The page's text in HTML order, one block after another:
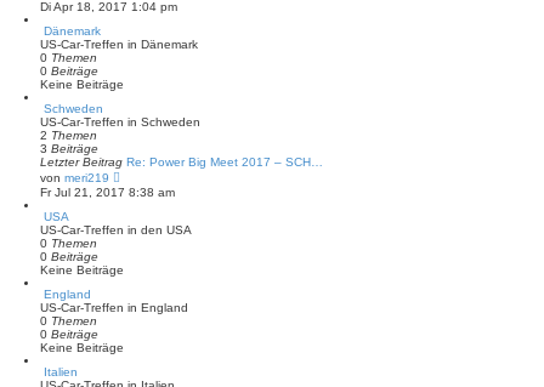
u
e
s
t
e
r
e
i
t
r
a
g
Di Apr 18, 2017 1:04 pm
Dänemark
US-Car-Treffen in Dänemark
0 Themen
0 Beiträge
Keine Beiträge
Schweden
US-Car-Treffen in Schweden
2 Themen
3 Beiträge
Letzter Beitrag Re: Power Big Meet 2017 – SCH…
von meri219
e
u
s
r
i
a
Fr Jul 21, 2017 8:38 am
USA
US-Car-Treffen in den USA
0 Themen
0 Beiträge
Keine Beiträge
England
US-Car-Treffen in England
0 Themen
0 Beiträge
Keine Beiträge
Italien